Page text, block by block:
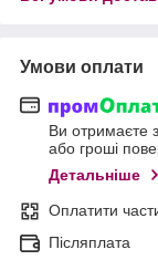
Умови оплати
Ви отримаєте
або гроші
Детальніше
Оплатити
Післяплата